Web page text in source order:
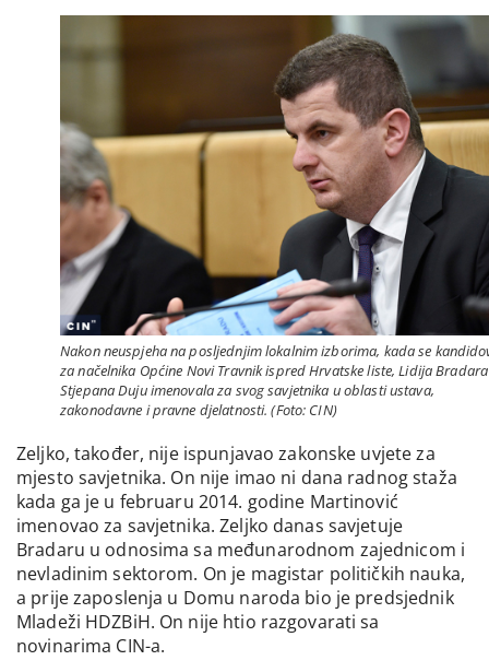
Nakon neuspjeha na posljednjim lokalnim izborima, kada se
za načelnika Općine Novi Travnik ispred Hrvatske liste, Lidija
Stjepana Duju imenovala za svog savjetnika u oblasti ustava,
zakonodavne i pravne djelatnosti. (Foto: CIN)
Zeljko, također, nije ispunjavao zakonske uvjete za
mjesto savjetnika. On nije imao ni dana radnog staža
kada ga je u februaru 2014. godine Martinović
imenovao za savjetnika. Zeljko danas savjetuje
Bradaru u odnosima sa međunarodnom zajednicom i
nevladinim sektorom. On je magistar političkih nauka,
a prije zaposlenja u Domu naroda bio je predsjednik
Mladeži HDZBiH. On nije htio razgovarati sa
novinarima CIN-a.